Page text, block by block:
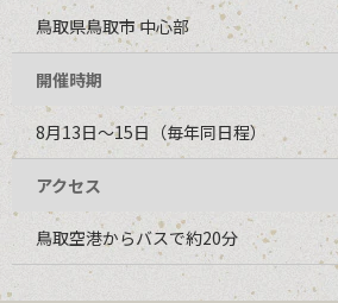
鳥取県鳥取市 中心部
開催時期
8月13日～15日（毎年同日程）
アクセス
鳥取空港からバスで約20分